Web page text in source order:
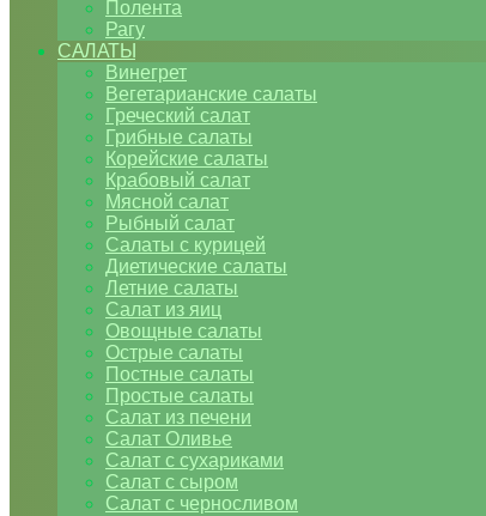
Полента
Рагу
САЛАТЫ
Винегрет
Вегетарианские салаты
Греческий салат
Грибные салаты
Корейские салаты
Крабовый салат
Мясной салат
Рыбный салат
Салаты с курицей
Диетические салаты
Летние салаты
Салат из яиц
Овощные салаты
Острые салаты
Постные салаты
Простые салаты
Салат из печени
Салат Оливье
Салат с сухариками
Салат с сыром
Салат с черносливом